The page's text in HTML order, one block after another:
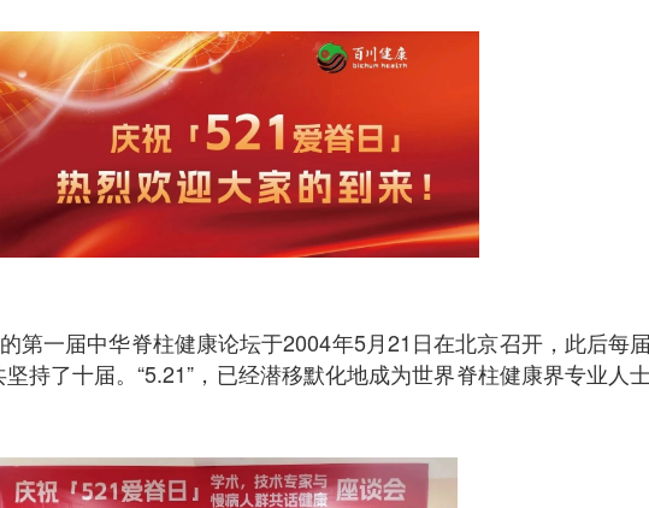
第一届中华脊柱健康论坛于2004年5月21日在北京召开，此后每
持了十届。“5.21”，已经潜移默化地成为世界脊柱健康界专业人